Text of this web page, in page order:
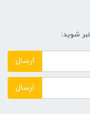
شوید:
ارسال
ارسال